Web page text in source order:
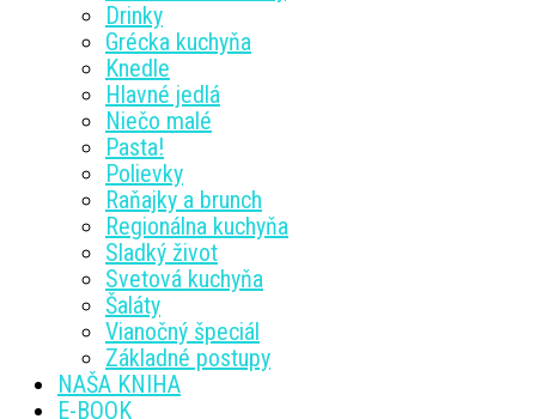
Drinky
Grécka kuchyňa
Knedle
Hlavné jedlá
Niečo malé
Pasta!
Polievky
Raňajky a brunch
Regionálna kuchyňa
Sladký život
Svetová kuchyňa
Šaláty
Vianočný špeciál
Základné postupy
NAŠA KNIHA
E-BOOK